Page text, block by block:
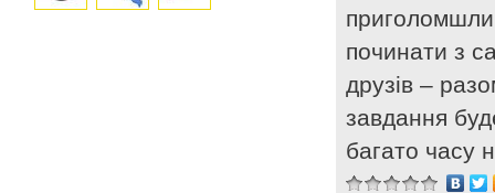
починати з
друзів –
завдання
багато часу